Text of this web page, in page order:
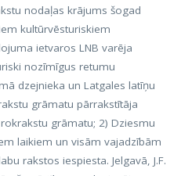
nodaļas krājums šogad
kultūrvēsturiskiem
ietvaros LNB varēja
nozīmīgus retumu
dzejnieka un Latgales latīņu
grāmatu pārrakstītāja
grāmatu; 2) Dziesmu
laikiem un visām vajadzībām
rakstos iespiesta. Jelgavā, J.F.